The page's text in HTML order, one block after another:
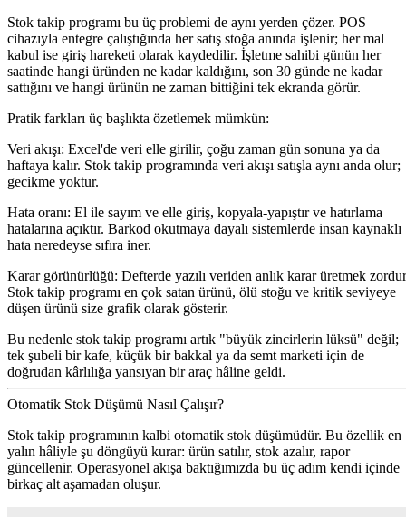
Stok takip programı bu üç problemi de aynı yerden çözer. POS
cihazıyla entegre çalıştığında her satış stoğa anında işlenir; her mal
kabul ise giriş hareketi olarak kaydedilir. İşletme sahibi günün her
saatinde hangi üründen ne kadar kaldığını, son 30 günde ne kadar
sattığını ve hangi ürünün ne zaman bittiğini tek ekranda görür.
Pratik farkları üç başlıkta özetlemek mümkün:
Veri akışı: Excel'de veri elle girilir, çoğu zaman gün sonuna ya da
haftaya kalır. Stok takip programında veri akışı satışla aynı anda olur;
gecikme yoktur.
Hata oranı: El ile sayım ve elle giriş, kopyala-yapıştır ve hatırlama
hatalarına açıktır. Barkod okutmaya dayalı sistemlerde insan kaynaklı
hata neredeyse sıfıra iner.
Karar görünürlüğü: Defterde yazılı veriden anlık karar üretmek
Stok takip programı en çok satan ürünü, ölü stoğu ve kritik seviyeye
düşen ürünü size grafik olarak gösterir.
Bu nedenle stok takip programı artık "büyük zincirlerin lüksü" değil;
tek şubeli bir kafe, küçük bir bakkal ya da semt marketi için de
doğrudan kârlılığa yansıyan bir araç hâline geldi.
Otomatik Stok Düşümü Nasıl Çalışır?
Stok takip programının kalbi otomatik stok düşümüdür. Bu özellik en
yalın hâliyle şu döngüyü kurar: ürün satılır, stok azalır, rapor
güncellenir. Operasyonel akışa baktığımızda bu üç adım kendi içinde
birkaç alt aşamadan oluşur.